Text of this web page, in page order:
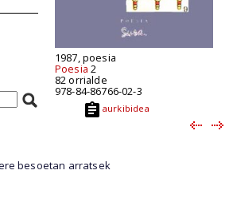
1987, poesia
Poesia 2
82 orrialde
978-84-86766-02-3
aurkibidea
besoetan arratsek